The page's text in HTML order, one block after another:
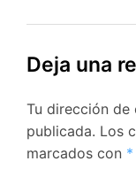
Deja una
Tu dirección de
publicada. Los
marcados con *